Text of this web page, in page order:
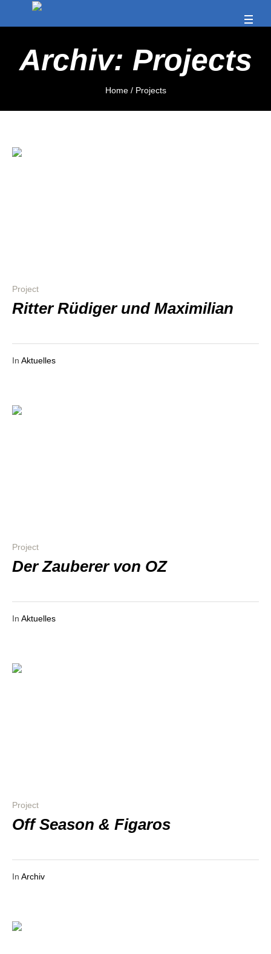
Archiv: Projects
Home / Projects
Project
Rit­ter Rüdi­ger und Maximilian
In Aktuelles
Project
Der Zau­be­rer von OZ
In Aktuelles
Project
Off Season & Figaros
In Archiv